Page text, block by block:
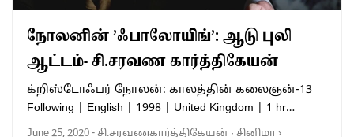
நோலனின் ’ஃபாலோயிங்’: ஆடு புலி
ஆட்டம்- சி.சரவண கார்த்திகேயன்
க்றிஸ்டோஃபர் நோலன்: காலத்தின் கலைஞன்-13
Following | English | 1998 | United Kingdom | 1 hr…
June 25, 2020-சி.சரவணகார்த்திகேயன் · சினிமா›